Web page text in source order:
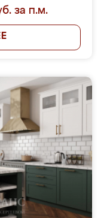
за п.м.